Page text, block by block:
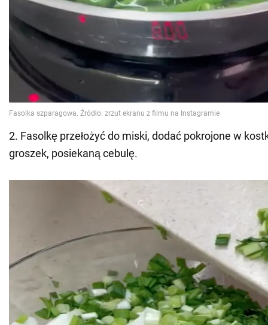
2. Fasolkę przełożyć do miski, dodać pokrojone w
groszek, posiekaną cebulę.